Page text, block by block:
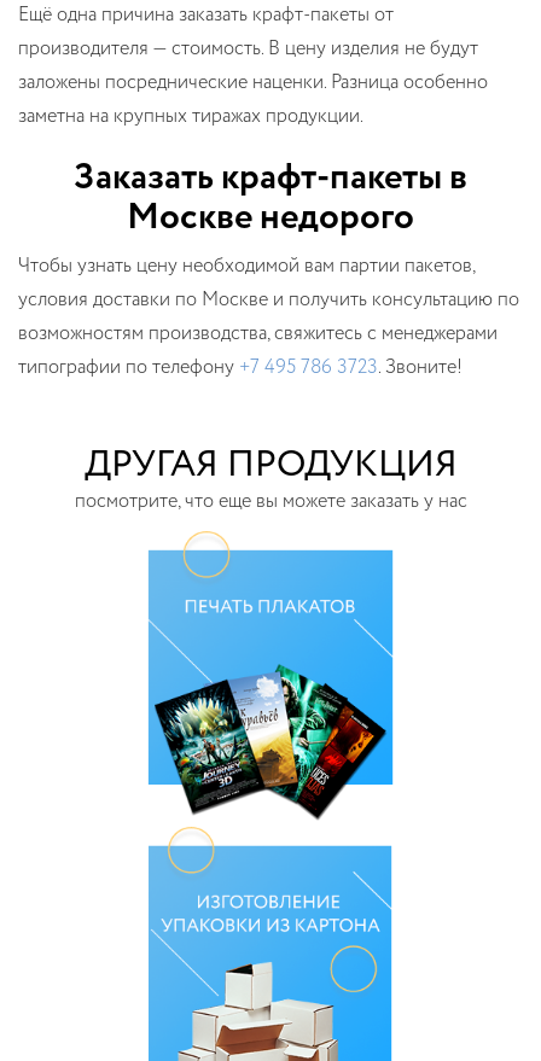
Ещё одна причина заказать крафт-пакеты от
производителя — стоимость. В цену изделия не будут
заложены посреднические наценки. Разница особенно
заметна на крупных тиражах продукции.
Заказать крафт-пакеты в
Москве недорого
Чтобы узнать цену необходимой вам партии пакетов,
условия доставки по Москве и получить консультацию по
возможностям производства, свяжитесь с менеджерами
типографии по телефону +7 495 786 3723. Звоните!
ДРУГАЯ ПРОДУКЦИЯ
посмотрите, что еще вы можете заказать у нас